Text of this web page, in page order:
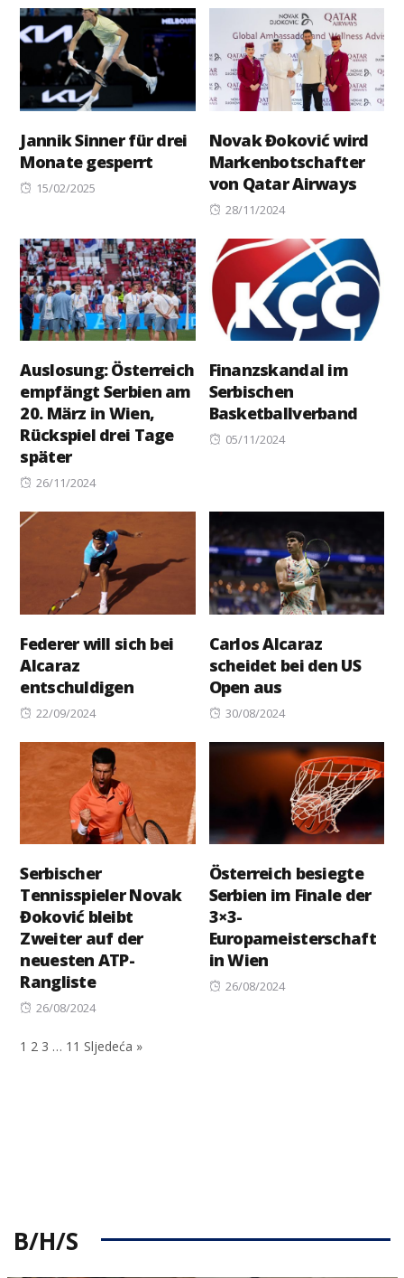
Jannik Sinner für drei
Monate gesperrt
Posted
15/02/2025
Novak Đoković wird
Markenbotschafter
von Qatar Airways
Posted
28/11/2024
Auslosung: Österreich
empfängt Serbien am
20. März in Wien,
Rückspiel drei Tage
später
Posted
26/11/2024
Finanzskandal im
Serbischen
Basketballverband
Posted
05/11/2024
Federer will sich bei
Alcaraz
entschuldigen
Posted
22/09/2024
Carlos Alcaraz
scheidet bei den US
Open aus
Posted
30/08/2024
Serbischer
Tennisspieler Novak
Đoković bleibt
Zweiter auf der
neuesten ATP-
Rangliste
Posted
26/08/2024
Österreich besiegte
Serbien im Finale der
3×3-
Europameisterschaft
in Wien
Posted
26/08/2024
1 2 3 … 11 Sljedeća »
B/H/S